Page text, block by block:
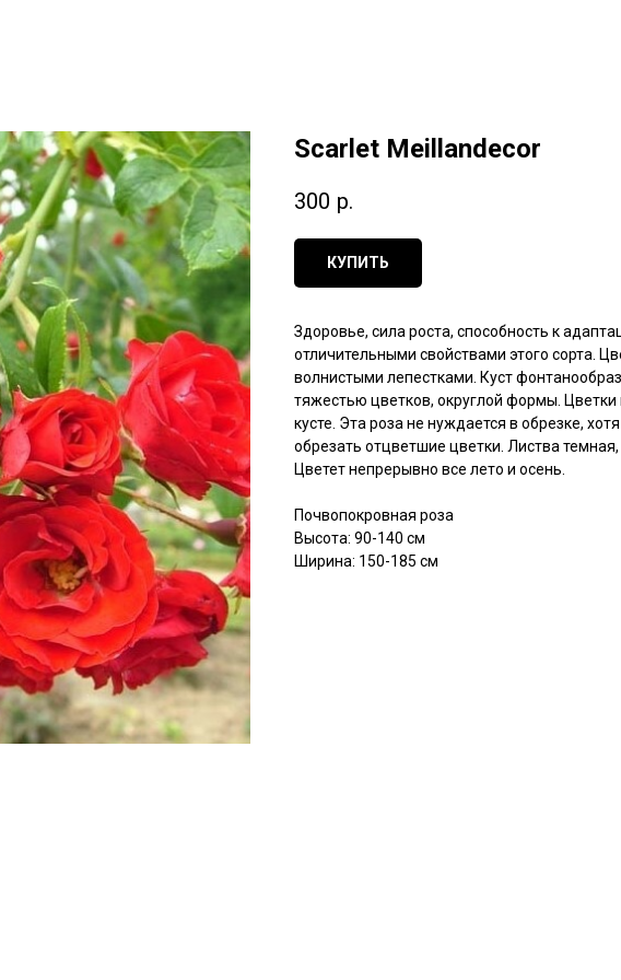
Scarlet Meillandecor
300 р.
КУПИТЬ
Здоровье, сила роста, способность к
отличительными свойствами этого сорта.
волнистыми лепестками. Куст
тяжестью цветков, округлой формы.
кусте. Эта роза не нуждается в обрезке,
обрезать отцветшие цветки. Листва
Цветет непрерывно все лето и осень.
Почвопокровная роза
Высота: 90-140 см
Ширина: 150-185 см